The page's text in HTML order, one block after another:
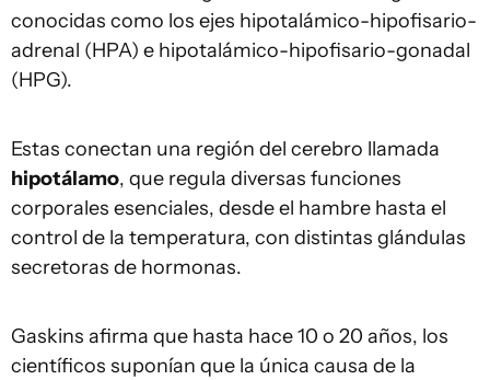
conocidas como los ejes hipotalámico-hipofisario-
adrenal (HPA) e hipotalámico-hipofisario-gonadal
(HPG).
Estas conectan una región del cerebro llamada
hipotálamo, que regula diversas funciones
corporales esenciales, desde el hambre hasta el
control de la temperatura, con distintas glándulas
secretoras de hormonas.
Gaskins afirma que hasta hace 10 o 20 años, los
científicos suponían que la única causa de la